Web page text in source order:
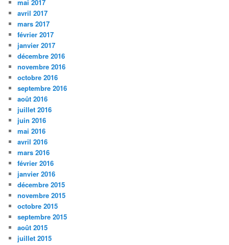
mai 2017
avril 2017
mars 2017
février 2017
janvier 2017
décembre 2016
novembre 2016
octobre 2016
septembre 2016
août 2016
juillet 2016
juin 2016
mai 2016
avril 2016
mars 2016
février 2016
janvier 2016
décembre 2015
novembre 2015
octobre 2015
septembre 2015
août 2015
juillet 2015